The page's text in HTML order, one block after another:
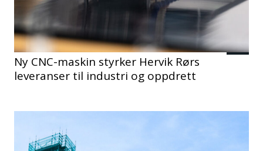
Ny CNC-maskin styrker Hervik Rørs
leveranser til industri og oppdrett